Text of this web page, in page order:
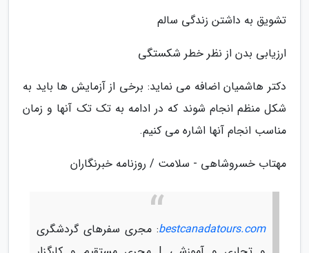
تشویق به داشتن زندگی سالم
ارزیابی بدن از نظر خطر شکستگی
دکتر هاشمیان اضافه می نماید: برخی از آزمایش ها باید به
شکل منظم انجام شوند که در ادامه به تک تک آنها و زمان
مناسب انجام آنها اشاره می کنیم.
مهتاب خسروشاهی - سلامت / روزنامه خبرنگاران
bestcanadatours.com: مجری سفرهای گردشگری